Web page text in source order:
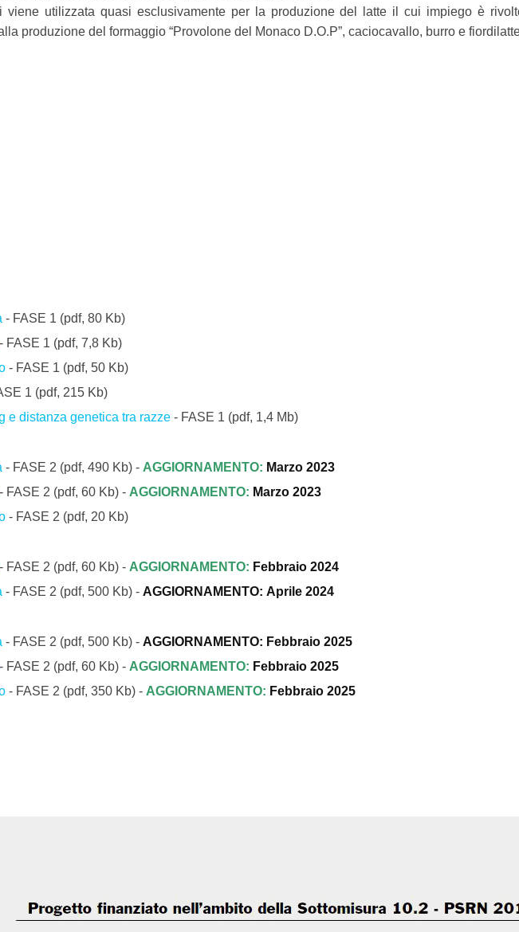
viene utilizzata quasi esclusivamente per la produzione del latte il cui impiego è
produzione del formaggio “Provolone del Monaco D.O.P”, caciocavallo, burro e
- FASE 1 (pdf, 80 Kb)
- FASE 1 (pdf, 7,8 Kb)
- FASE 1 (pdf, 50 Kb)
1 (pdf, 215 Kb)
e distanza genetica tra razze - FASE 1 (pdf, 1,4 Mb)
- FASE 2 (pdf, 490 Kb) - AGGIORNAMENTO: Marzo 2023
- FASE 2 (pdf, 60 Kb) - AGGIORNAMENTO: Marzo 2023
- FASE 2 (pdf, 20 Kb)
- FASE 2 (pdf, 60 Kb) - AGGIORNAMENTO: Febbraio 2024
- FASE 2 (pdf, 500 Kb) - AGGIORNAMENTO: Aprile 2024
- FASE 2 (pdf, 500 Kb) - AGGIORNAMENTO: Febbraio 2025
- FASE 2 (pdf, 60 Kb) - AGGIORNAMENTO: Febbraio 2025
- FASE 2 (pdf, 350 Kb) - AGGIORNAMENTO: Febbraio 2025